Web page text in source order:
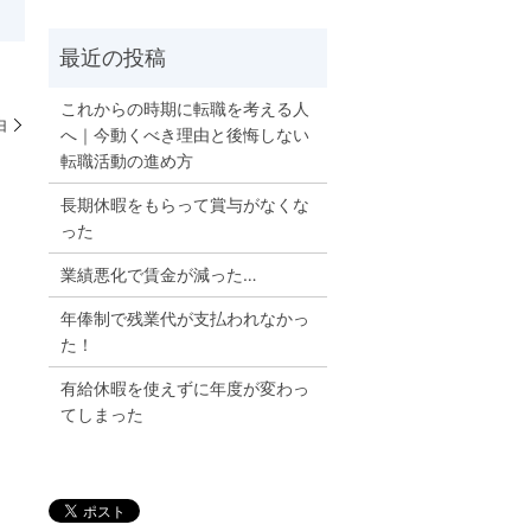
これからの時期に転職を考える人
へ｜今動くべき理由と後悔しない
転職活動の進め方
長期休暇をもらって賞与がなくな
った
業績悪化で賃金が減った…
年俸制で残業代が支払われなかっ
た！
有給休暇を使えずに年度が変わっ
てしまった